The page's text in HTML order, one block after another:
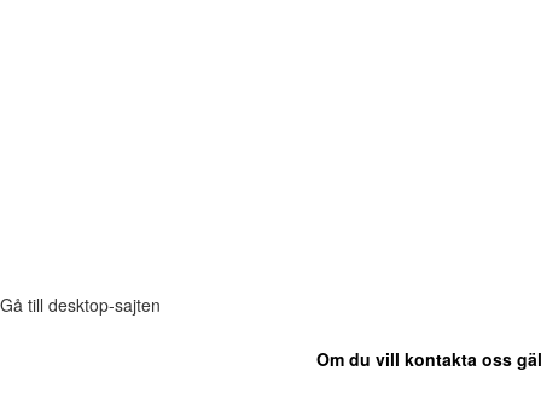
Gå till desktop-sajten
Om du vill kontakta oss